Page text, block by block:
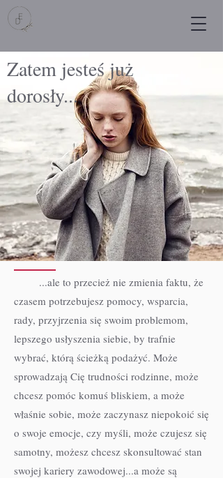
Zatem jesteś już
dorosły...
...ale to przecież nie zmienia faktu, że
czasem potrzebujesz pomocy, wsparcia,
rady, przyjrzenia się swoim problemom,
lepszego usłyszenia siebie, by trafnie
wybrać, którą ścieżką podażyć. Może
sprowadzają Cię trudności rodzinne, może
chcesz pomóc komuś bliskiem, a może
właśnie sobie, może zaczynasz niepokoić się
o swoje emocje, czy myśli, może czujesz się
samotny, możesz chcesz skonsultować stan
swojej kariery zawodowej...a może są